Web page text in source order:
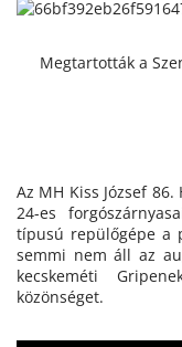
Megtartották a
Az MH Kiss József
24-es
típusú repülőgépe a
semmi nem áll az
kecskeméti
közönséget.